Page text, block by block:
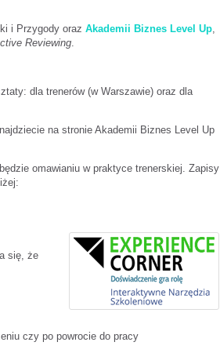
i Przygody oraz Akademii Biznes Level Up,
Reviewing.
dla trenerów (w Warszawie) oraz dla
na stronie Akademii Biznes Level Up
omawianiu w praktyce trenerskiej. Zapisy
się, że
czy po powrocie do pracy